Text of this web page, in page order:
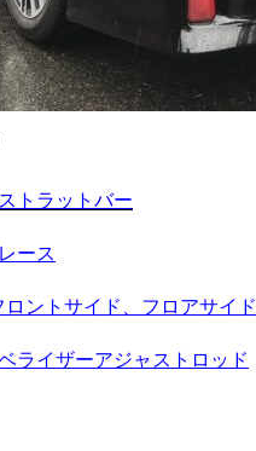
トラットバー
ース
ントサイド、フロアサイド
ライザーアジャストロッド